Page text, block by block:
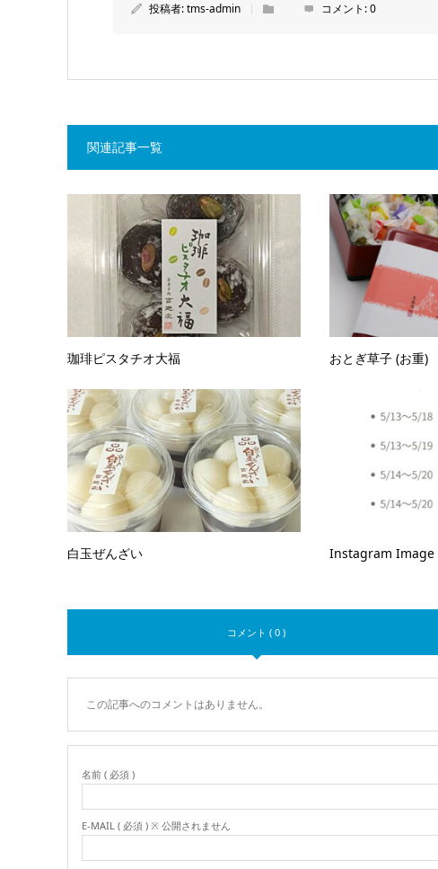
投稿者:tms-admin コメント:0
関連記事一覧
珈琲ピスタチオ大福 おとぎ草子 (お重)
白玉ぜんざい Instagram Image
コメント ( 0 )
この記事へのコメントはありません。
名前 ( 必須 )
E-MAIL ( 必須 ) ※ 公開されません